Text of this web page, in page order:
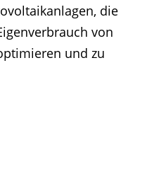
die
von
und zu